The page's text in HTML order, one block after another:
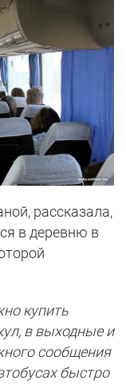
рассказала,
в деревню в
купить
в выходные и
сообщения
быстро